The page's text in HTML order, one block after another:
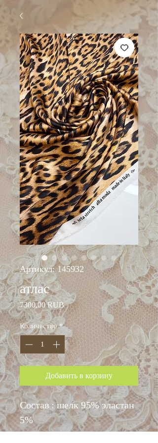
Артикул: 145932
атлас
7300,00 RUBЦена
Количество *
Добавить в корзину
Состав : шелк 95% эластан
5%
Ширина 145 см